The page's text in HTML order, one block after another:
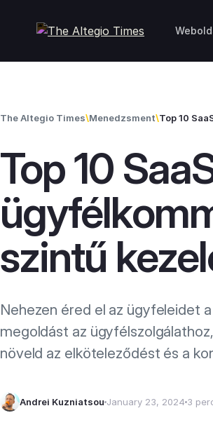
The Altegio Times\Menedzsment\Top 10
Top 10
szintű
Nehezen éred el az ügyfeleidet
megoldást az
növeld az elköteleződést és a
Andrei Kuzniatsou January 23, 2024 3